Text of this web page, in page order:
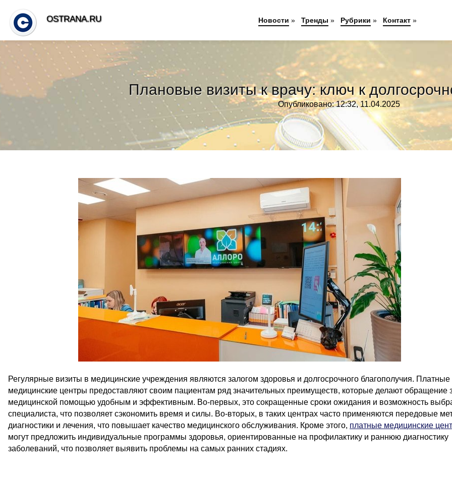
Плановые визиты к врачу: ключ к
Опубликовано: 12:32, 11.04.2025
Регулярные визиты в медицинские учреждения являются залогом здоровья и долгосрочного благополучия. Платные
медицинские центры предоставляют своим пациентам ряд значительных преимуществ, которые делают обращение
медицинской помощью удобным и эффективным. Во-первых, это сокращенные сроки ожидания и возможность
специалиста, что позволяет сэкономить время и силы. Во-вторых, в таких центрах часто применяются передовые
диагностики и лечения, что повышает качество медицинского обслуживания. Кроме этого, платные медицинские
могут предложить индивидуальные программы здоровья, ориентированные на профилактику и раннюю диагностику
заболеваний, что позволяет выявить проблемы на самых ранних стадиях.
OSTRANA.RU Новости » Тренды » Рубрики » Контакт»